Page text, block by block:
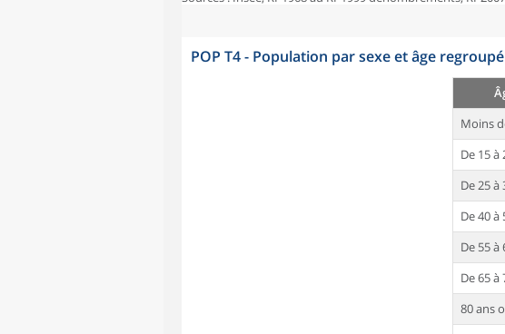
POP T4 - Population par sexe et âge
Moins
De 15 à
De 25 à
De 40 à
De 55 à
De 65 à
80 ans